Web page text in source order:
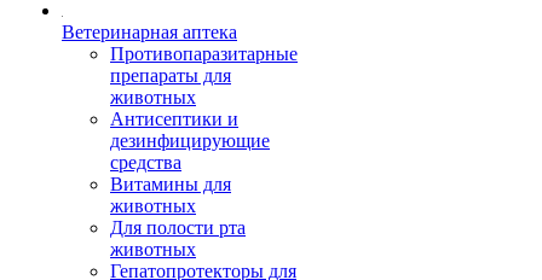
Ветеринарная аптека
Противопаразитарные
препараты для
животных
Антисептики и
дезинфицирующие
средства
Витамины для
животных
Для полости рта
животных
Гепатопротекторы для